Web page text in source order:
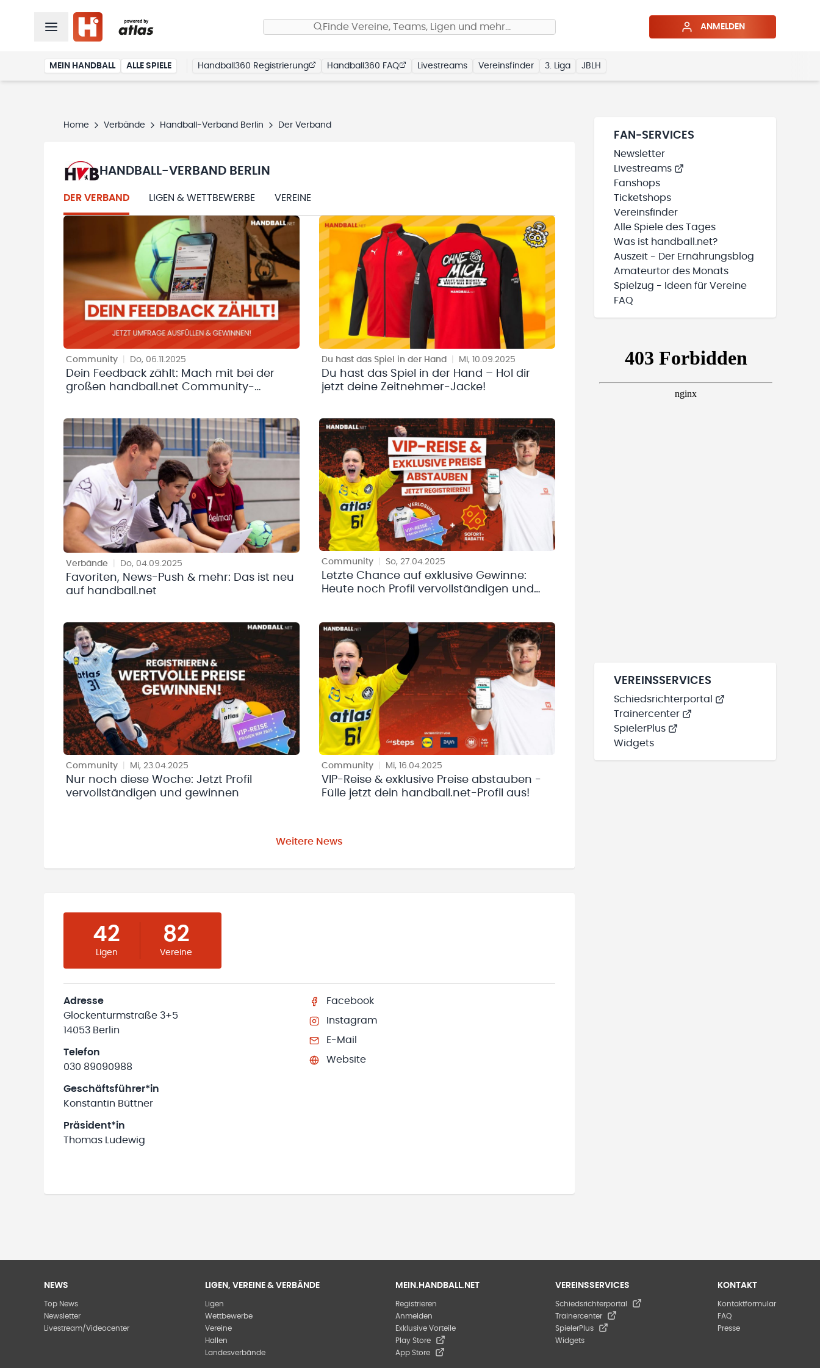
Finde Vereine, Teams, Ligen und mehr… ANMELDEN
MEIN HANDBALL ALLE SPIELE Handball360 Registrierung Handball360 FAQ Livestreams Vereinsfinder 3. Liga JBLH
Home Verbände Handball-Verband Berlin Der Verband
HANDBALL-VERBAND BERLIN
DER VERBAND LIGEN & WETTBEWERBE VEREINE
Community Do, 06.11.2025
Dein Feedback zählt: Mach mit bei der
großen handball.net Community-
Du hast das Spiel in der Hand Mi, 10.09.2025
Du hast das Spiel in der Hand – Hol dir
jetzt deine Zeitnehmer-Jacke!
Verbände Do, 04.09.2025
Favoriten, News-Push & mehr: Das ist neu
auf handball.net
Community So, 27.04.2025
Letzte Chance auf exklusive Gewinne:
Heute noch Profil vervollständigen und
Community Mi, 23.04.2025
Nur noch diese Woche: Jetzt Profil
vervollständigen und gewinnen
Community Mi, 16.04.2025
VIP-Reise & exklusive Preise abstauben -
Fülle jetzt dein handball.net-Profil aus!
Weitere News
42
Ligen
82
Vereine
Adresse
Glockenturmstraße 3+5
14053 Berlin
Telefon
030 89090988
Geschäftsführer*in
Konstantin Büttner
Präsident*in
Thomas Ludewig
Facebook
Instagram
E-Mail
Website
FAN-SERVICES
Newsletter
Livestreams
Fanshops
Ticketshops
Vereinsfinder
Alle Spiele des Tages
Was ist handball.net?
Auszeit - Der Ernährungsblog
Amateurtor des Monats
Spielzug - Ideen für Vereine
FAQ
VEREINSSERVICES
Schiedsrichterportal
Trainercenter
SpielerPlus
Widgets
NEWS
Top News
Newsletter
Livestream/Videocenter
LIGEN, VEREINE & VERBÄNDE
Ligen
Wettbewerbe
Vereine
Hallen
Landesverbände
MEIN.HANDBALL.NET
Registrieren
Anmelden
Exklusive Vorteile
Play Store
App Store
VEREINSSERVICES
Schiedsrichterportal
Trainercenter
SpielerPlus
Widgets
KONTAKT
Kontaktformular
FAQ
Presse